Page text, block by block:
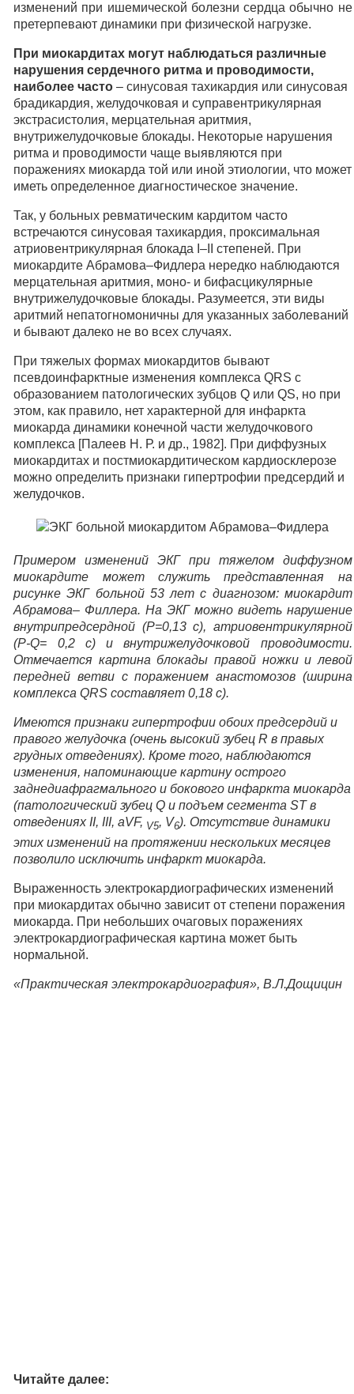
изменений при ишемической болезни сердца обычно не
претерпевают динамики при физической нагрузке.
При миокардитах могут наблюдаться различные
нарушения сердечного ритма и проводимости,
наиболее часто – синусовая тахикардия или синусовая
брадикардия, желудочковая и суправентрикулярная
экстрасистолия, мерцательная аритмия,
внутрижелудочковые блокады. Некоторые нарушения
ритма и проводимости чаще выявляются при
поражениях миокарда той или иной этиологии, что может
иметь определенное диагностическое значение.
Так, у больных ревматическим кардитом часто
встречаются синусовая тахикардия, проксимальная
атриовентрикулярная блокада I–II степеней. При
миокардите Абрамова–Фидлера нередко наблюдаются
мерцательная аритмия, моно- и бифасцикулярные
внутрижелудочковые блокады. Разумеется, эти виды
аритмий непатогномоничны для указанных заболеваний
и бывают далеко не во всех случаях.
При тяжелых формах миокардитов бывают
псевдоинфарктные изменения комплекса QRS с
образованием патологических зубцов Q или QS, но при
этом, как правило, нет характерной для инфаркта
миокарда динамики конечной части желудочкового
комплекса [Палеев Н. Р. и др., 1982]. При диффузных
миокардитах и постмиокардитическом кардиосклерозе
можно определить признаки гипертрофии предсердий и
желудочков.
Примером изменений ЭКГ при тяжелом диффузном
миокардите может служить представленная на
рисунке ЭКГ больной 53 лет с диагнозом: миокардит
Абрамова– Филлера. На ЭКГ можно видеть нарушение
внутрипредсердной (P=0,13 с), атриовентрикулярной
(P-Q= 0,2 с) и внутрижелудочковой проводимости.
Отмечается картина блокады правой ножки и левой
передней ветви с поражением анастомозов (ширина
комплекса QRS составляет 0,18 с).
Имеются признаки гипертрофии обоих предсердий и
правого желудочка (очень высокий зубец R в правых
грудных отведениях). Кроме того, наблюдаются
изменения, напоминающие картину острого
заднедиафрагмального и бокового инфаркта миокарда
(патологический зубец Q и подъем сегмента ST в
отведениях II, III, aVF, V5, V6). Отсутствие динамики
этих изменений на протяжении нескольких месяцев
позволило исключить инфаркт миокарда.
Выраженность электрокардиографических изменений
при миокардитах обычно зависит от степени поражения
миокарда. При небольших очаговых поражениях
электрокардиографическая картина может быть
нормальной.
«Практическая электрокардиография», В.Л.Дощицин
Читайте далее: